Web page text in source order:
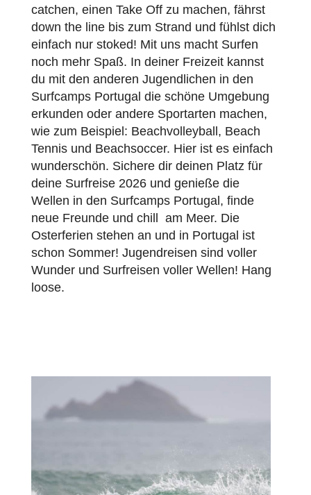
catchen, einen Take Off zu machen, fährst
down the line bis zum Strand und fühlst dich
einfach nur stoked! Mit uns macht Surfen
noch mehr Spaß. In deiner Freizeit kannst
du mit den anderen Jugendlichen in den
Surfcamps Portugal die schöne Umgebung
erkunden oder andere Sportarten machen,
wie zum Beispiel: Beachvolleyball, Beach
Tennis und Beachsoccer. Hier ist es einfach
wunderschön. Sichere dir deinen Platz für
deine Surfreise 2026 und genieße die
Wellen in den Surfcamps Portugal, finde
neue Freunde und chill am Meer. Die
Osterferien stehen an und in Portugal ist
schon Sommer! Jugendreisen sind voller
Wunder und Surfreisen voller Wellen! Hang
loose.